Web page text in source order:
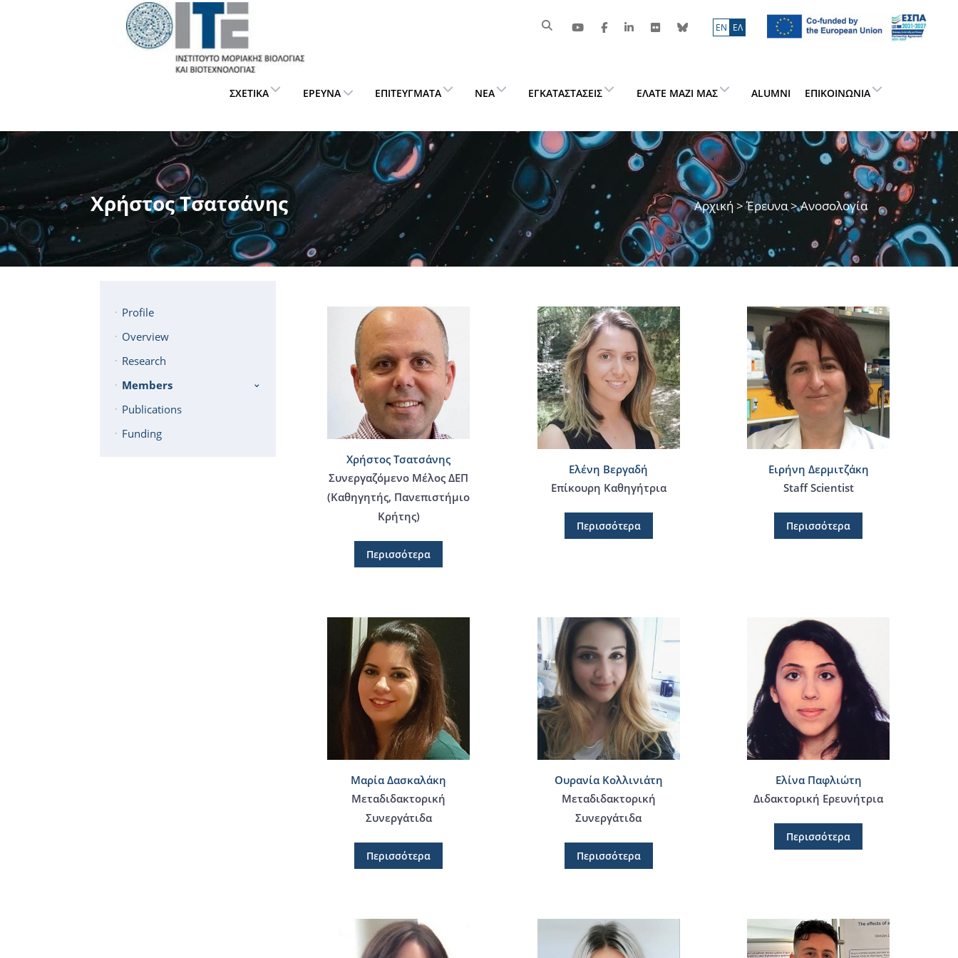
ΕN ΕΛ
ΣΧΕΤΙΚΆ ΈΡΕΥΝΑ ΕΠΙΤΕΎΓΜΑΤΑ ΝΈΑ ΕΓΚΑΤΑΣΤΆΣΕΙΣ ΕΛΆΤΕ ΜΑΖΊ ΜΑΣ ALUMNI ΕΠΙΚΟΙΝΩΝΊΑ
Χρήστος Τσατσάνης Αρχική >Έρευνα> Ανοσολογία
Profile
Overview
Research
Members
Publications
Funding
Χρήστος Τσατσάνης
Συνεργαζόμενο Μέλος ΔΕΠ
(Καθηγητής, Πανεπιστήμιο
Κρήτης)
Περισσότερα
Ελένη Βεργαδή
Επίκουρη Καθηγήτρια
Περισσότερα
Ειρήνη Δερμιτζάκη
Staff Scientist
Περισσότερα
Μαρία Δασκαλάκη
Μεταδιδακτορική
Συνεργάτιδα
Περισσότερα
Ουρανία Κολλινιάτη
Μεταδιδακτορική
Συνεργάτιδα
Περισσότερα
Ελίνα Παφλιώτη
Διδακτορική Ερευνήτρια
Περισσότερα